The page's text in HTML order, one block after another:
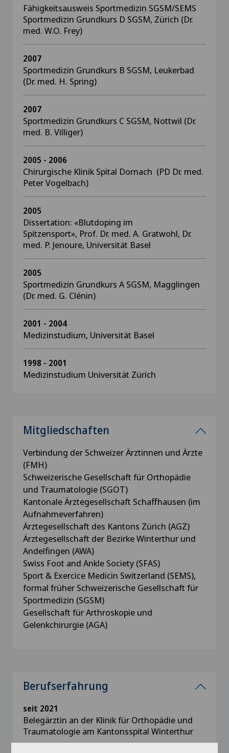
Fähigkeitsausweis Sportmedizin SGSM/SEMS
Sportmedizin Grundkurs D SGSM, Zürich (Dr.
med. W.O. Frey)
2007
Sportmedizin Grundkurs B SGSM, Leukerbad
(Dr. med. H. Spring)
2007
Sportmedizin Grundkurs C SGSM, Nottwil (Dr.
med. B. Villiger)
2005 - 2006
Chirurgische Klinik Spital Dornach (PD Dr. med.
Peter Vogelbach)
2005
Dissertation: «Blutdoping im
Spitzensport», Prof. Dr. med. A. Gratwohl, Dr.
med. P. Jenoure, Universität Basel
2005
Sportmedizin Grundkurs A SGSM, Magglingen
(Dr. med. G. Clénin)
2001 - 2004
Medizinstudium, Universität Basel
1998 - 2001
Medizinstudium Universität Zürich
Mitgliedschaften
Verbindung der Schweizer Ärztinnen und Ärzte
(FMH)
Schweizerische Gesellschaft für Orthopädie
und Traumatologie (SGOT)
Kantonale Ärztegesellschaft Schaffhausen (im
Aufnahmeverfahren)
Ärztegesellschaft des Kantons Zürich (AGZ)
Ärztegesellschaft der Bezirke Winterthur und
Andelfingen (AWA)
Swiss Foot and Ankle Society (SFAS)
Sport & Exercice Medicin Switzerland (SEMS),
formal früher Schweizerische Gesellschaft für
Sportmedizin (SGSM)
Gesellschaft für Arthroskopie und
Gelenkchirurgie (AGA)
Berufserfahrung
seit 2021
Belegärztin an der Klinik für Orthopädie und
Traumatologie am Kantonsspital Winterthur